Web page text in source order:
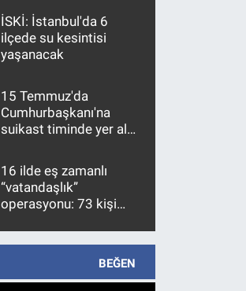
İSKİ: İstanbul'da 6
ilçede su kesintisi
yaşanacak
15 Temmuz'da
Cumhurbaşkanı'na
suikast timinde yer alan
10 yıl sonra yakalandı
16 ilde eş zamanlı
“vatandaşlık”
operasyonu: 73 kişi
BEĞEN